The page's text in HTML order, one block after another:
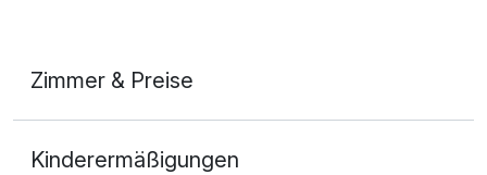
Zimmer & Preise
2 Erwachsene und 1 Kind
Kinderermäßigungen